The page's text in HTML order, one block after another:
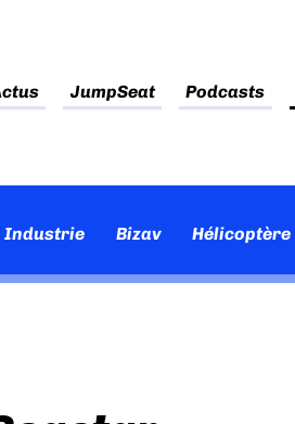
JumpSeat Podcasts
Industrie Bizav Hélicoptère